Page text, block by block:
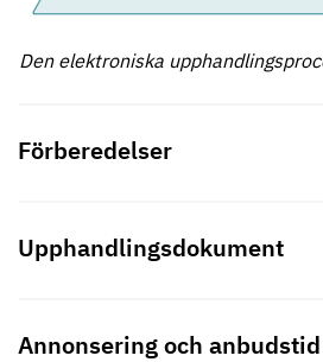
Den elektroniska
Förberedelser
Upphandlingsdokument
Annonsering och anbudstid